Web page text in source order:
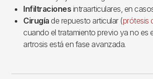
Infiltraciones intraarticulares, en
Cirugía de repuesto articular (prótesis
cuando el tratamiento previo ya no es
artrosis está en fase avanzada.